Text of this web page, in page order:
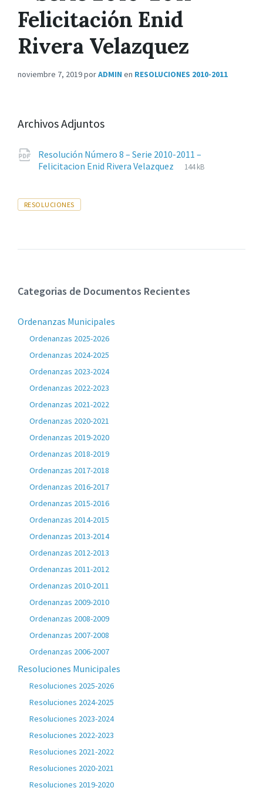
Felicitación Enid
Rivera Velazquez
noviembre 7, 2019porADMIN en RESOLUCIONES 2010-2011
Archivos Adjuntos
Resolución Número 8 – Serie 2010-2011 –
Felicitacion Enid Rivera Velazquez
Extensiones
pdf
Tamaño
144 kB
Tags
RESOLUCIONES
Categorias de Documentos Recientes
Ordenanzas Municipales
Ordenanzas 2025-2026
Ordenanzas 2024-2025
Ordenanzas 2023-2024
Ordenanzas 2022-2023
Ordenanzas 2021-2022
Ordenanzas 2020-2021
Ordenanzas 2019-2020
Ordenanzas 2018-2019
Ordenanzas 2017-2018
Ordenanzas 2016-2017
Ordenanzas 2015-2016
Ordenanzas 2014-2015
Ordenanzas 2013-2014
Ordenanzas 2012-2013
Ordenanzas 2011-2012
Ordenanzas 2010-2011
Ordenanzas 2009-2010
Ordenanzas 2008-2009
Ordenanzas 2007-2008
Ordenanzas 2006-2007
Resoluciones Municipales
Resoluciones 2025-2026
Resoluciones 2024-2025
Resoluciones 2023-2024
Resoluciones 2022-2023
Resoluciones 2021-2022
Resoluciones 2020-2021
Resoluciones 2019-2020